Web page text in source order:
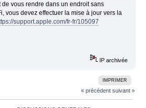
de vous rendre dans un endroit sans
vous devez effectuer la mise à jour vers la
support.apple.com/fr-fr/105097
IP archivée
IMPRIMER
« précédent suivant »